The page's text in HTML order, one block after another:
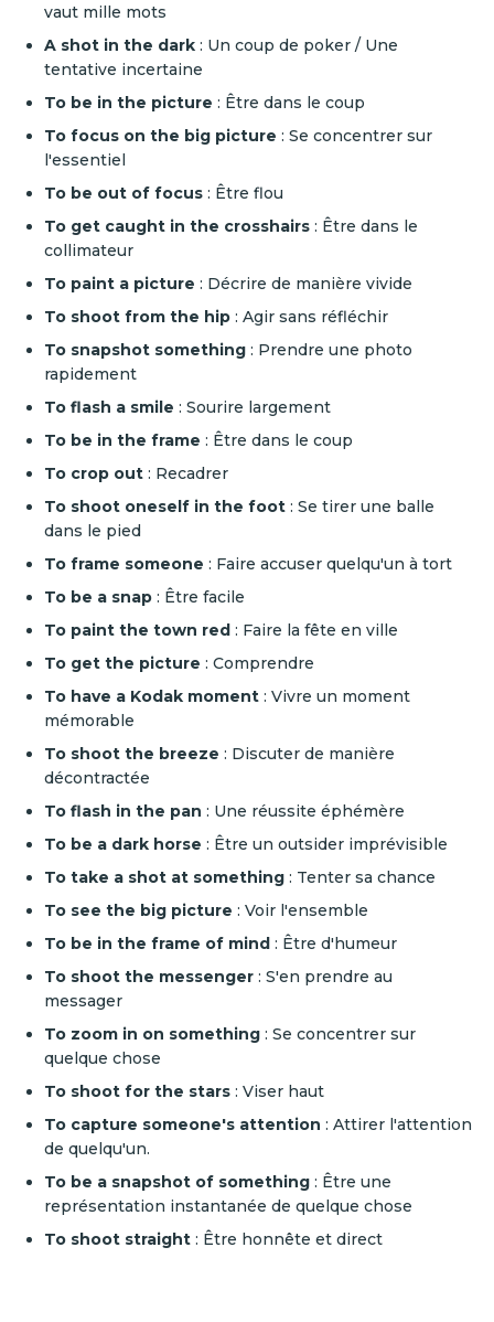
vaut mille mots
A shot in the dark : Un coup de poker / Une
tentative incertaine
To be in the picture : Être dans le coup
To focus on the big picture : Se concentrer sur
l'essentiel
To be out of focus : Être flou
To get caught in the crosshairs : Être dans le
collimateur
To paint a picture : Décrire de manière vivide
To shoot from the hip : Agir sans réfléchir
To snapshot something : Prendre une photo
rapidement
To flash a smile : Sourire largement
To be in the frame : Être dans le coup
To crop out : Recadrer
To shoot oneself in the foot : Se tirer une balle
dans le pied
To frame someone : Faire accuser quelqu'un à tort
To be a snap : Être facile
To paint the town red : Faire la fête en ville
To get the picture : Comprendre
To have a Kodak moment : Vivre un moment
mémorable
To shoot the breeze : Discuter de manière
décontractée
To flash in the pan : Une réussite éphémère
To be a dark horse : Être un outsider imprévisible
To take a shot at something : Tenter sa chance
To see the big picture : Voir l'ensemble
To be in the frame of mind : Être d'humeur
To shoot the messenger : S'en prendre au
messager
To zoom in on something : Se concentrer sur
quelque chose
To shoot for the stars : Viser haut
To capture someone's attention : Attirer l'attention
de quelqu'un.
To be a snapshot of something : Être une
représentation instantanée de quelque chose
To shoot straight : Être honnête et direct